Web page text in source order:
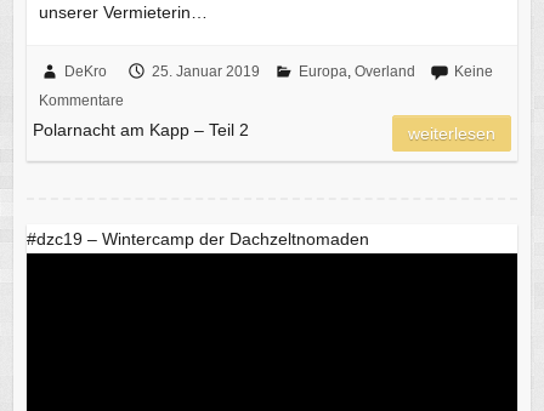
unserer Vermieterin…
DeKro 25. Januar 2019 Europa Overland
Keine
Kommentare
Polarnacht am Kapp – Teil 2 weiterlesen
#dzc19 – Wintercamp der Dachzeltnomaden